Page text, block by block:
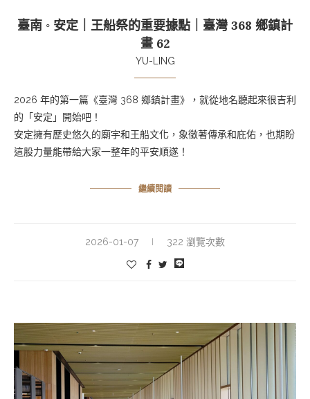
臺南 ◦ 安定｜王船祭的重要據點｜臺灣 368 鄉鎮計
畫 62
YU-LING
2026 年的第一篇《臺灣 368 鄉鎮計畫》，就從地名聽起來很吉利
的「安定」開始吧！
安定擁有歷史悠久的廟宇和王船文化，象徵著傳承和庇佑，也期盼
這股力量能帶給大家一整年的平安順遂！
繼續閱讀
2026-01-07 322 瀏覽次數